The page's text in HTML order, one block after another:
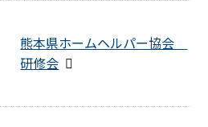
熊本県ホームヘルパー協会
研修会